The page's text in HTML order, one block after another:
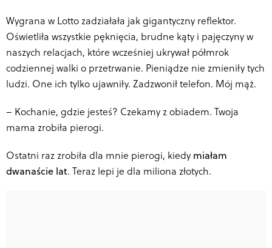
Wygrana w Lotto zadziałała jak gigantyczny reflektor.
Oświetliła wszystkie pęknięcia, brudne kąty i pajęczyny w
naszych relacjach, które wcześniej ukrywał półmrok
codziennej walki o przetrwanie. Pieniądze nie zmieniły tych
ludzi. One ich tylko ujawniły. Zadzwonił telefon. Mój mąż.
– Kochanie, gdzie jesteś? Czekamy z obiadem. Twoja
mama zrobiła pierogi.
Ostatni raz zrobiła dla mnie pierogi, kiedy miałam
dwanaście lat. Teraz lepi je dla miliona złotych.